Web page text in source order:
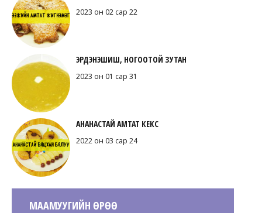
2023 он 02 сар 22
ЭРДЭНЭШИШ, НОГООТОЙ ЗУТАН
2023 он 01 сар 31
АНАНАСТАЙ АМТАТ КЕКС
2022 он 03 сар 24
МААМУУГИЙН ӨРӨӨ